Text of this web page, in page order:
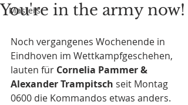
Masters
You're in the army now!
Noch vergangenes Wochenende in
Eindhoven im Wettkampfgeschehen,
lauten für Cornelia Pammer &
Alexander Trampitsch seit Montag
0600 die Kommandos etwas anders.